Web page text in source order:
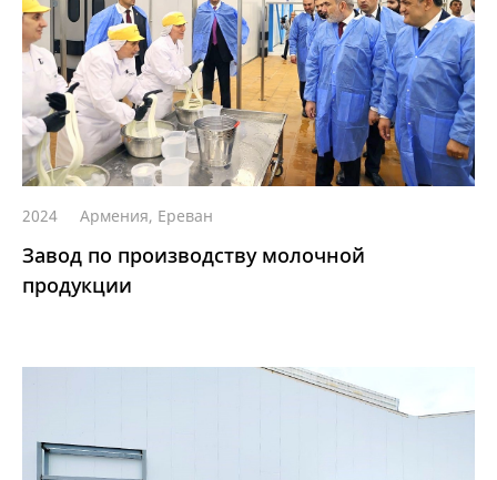
2024 Армения, Ереван
Завод по производству молочной
продукции